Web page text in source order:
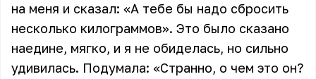
на меня и сказал: «А тебе бы надо сбросить
несколько килограммов». Это было сказано
наедине, мягко, и я не обиделась, но сильно
удивилась. Подумала: «Странно, о чем это он?